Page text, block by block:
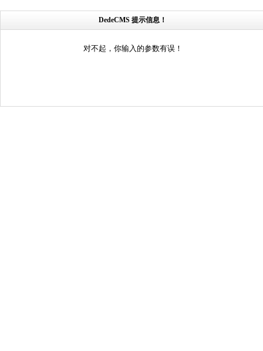
DedeCMS 提示信息！
对不起，你输入的参数有误！